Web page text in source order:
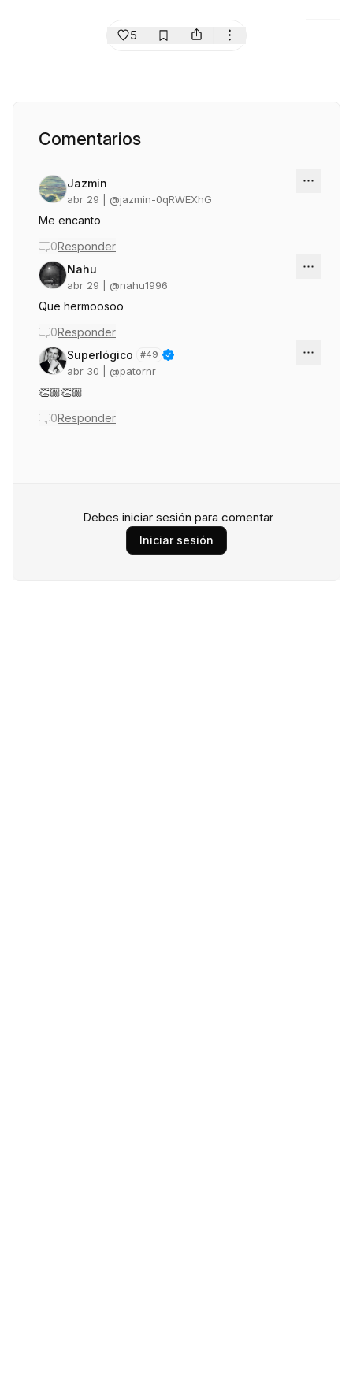
5
Comentarios
Jazmin
abr 29 | @jazmin-0qRWEXhG
Me encanto
0Responder
Nahu
abr 29 | @nahu1996
Que hermoosoo
0Responder
Superlógico
#49
abr 30 | @patornr
👏🏼👏🏼
0Responder
Debes iniciar sesión para comentar
Iniciar sesión